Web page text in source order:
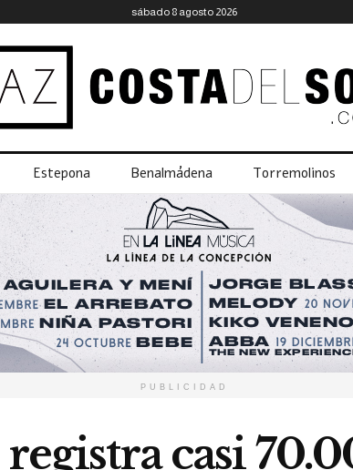
sábado 8 agosto 2026
Estepona Benalmádena Torremolinos
PUBLICIDAD
registra casi